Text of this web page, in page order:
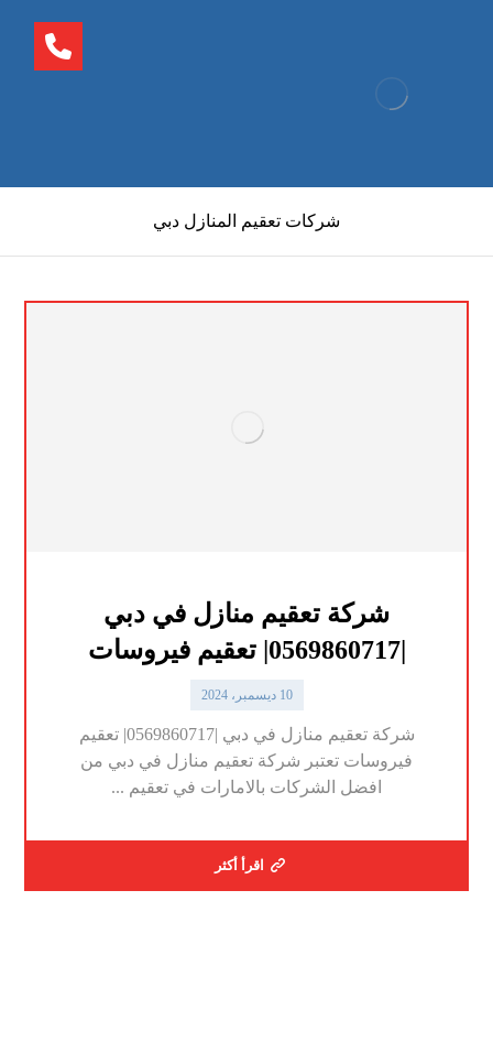
شركات تعقيم المنازل دبي
شركة تعقيم منازل في دبي
|0569860717| تعقيم فيروسات
10 ديسمبر، 2024
شركة تعقيم منازل في دبي |0569860717| تعقيم
فيروسات تعتبر شركة تعقيم منازل في دبي من
افضل الشركات بالامارات في تعقيم ...
اقرأ أكثر